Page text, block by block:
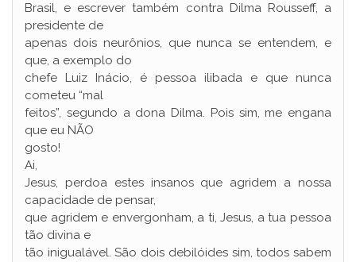
Brasil, e escrever também contra Dilma Rousseff, a
presidente de
apenas dois neurônios, que nunca se entendem, e
que, a exemplo do
chefe Luiz Inácio, é pessoa ilibada e que nunca
cometeu “mal
feitos”, segundo a dona Dilma. Pois sim, me engana
que eu NÃO
gosto!
Ai,
Jesus, perdoa estes insanos que agridem a nossa
capacidade de pensar,
que agridem e envergonham, a ti, Jesus, a tua pessoa
tão divina e
tão inigualável. São dois debilóides sim, todos sabem